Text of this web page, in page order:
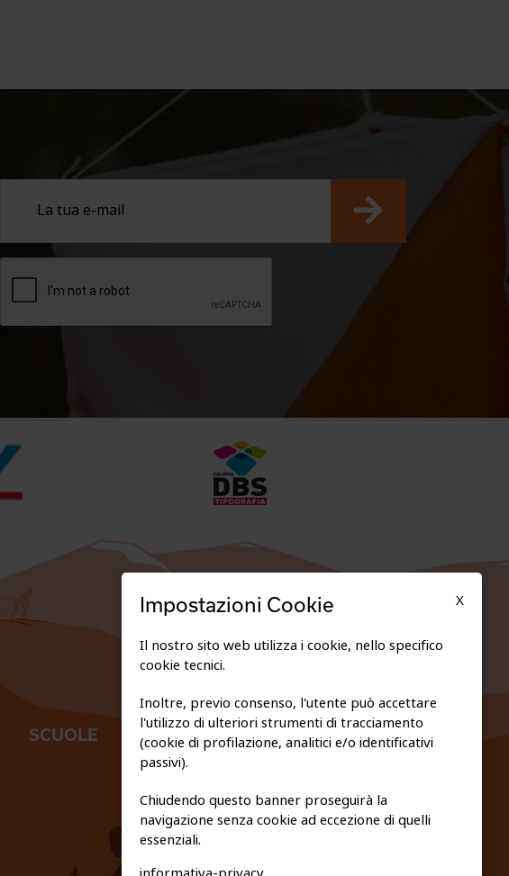
SCUOLE
FEDERAZIONE TRASPARENTE
PRIVACY E COOKIE POLICY
X
Impostazioni Cookie
Il nostro sito web utilizza i cookie, nello specifico
cookie tecnici.
Inoltre, previo consenso, l'utente può accettare
l'utilizzo di ulteriori strumenti di tracciamento
(cookie di profilazione, analitici e/o identificativi
passivi).
Chiudendo questo banner proseguirà la
navigazione senza cookie ad eccezione di quelli
essenziali.